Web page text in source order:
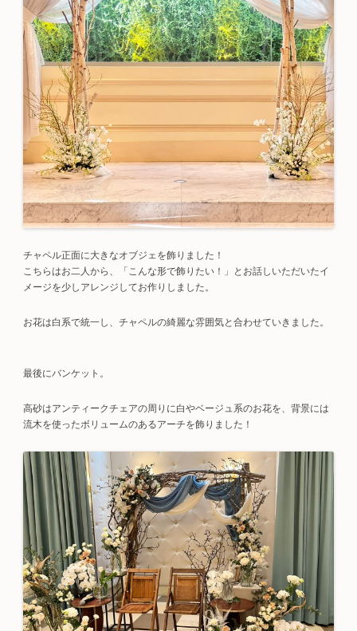
チャペル正面に大きなオブジェを飾りました！
こちらはお二人から、「こんな形で飾りたい！」とお話しいただいたイ
メージを少しアレンジしてお作りしました。
お花は白系で統一し、チャペルの綺麗な雰囲気と合わせていきました。
最後にバンケット。
高砂はアンティークチェアの周りに白やベージュ系のお花を、背景には
流木を使ったボリュームのあるアーチを飾りました！